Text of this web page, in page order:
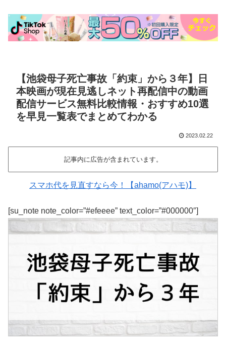
【池袋母子死亡事故「約束」から３年】日
本映画が現在見逃しネット再配信中の動画
配信サービス無料比較情報・おすすめ10選
を早見一覧表でまとめてわかる
2023.02.22
記事内に広告が含まれています。
スマホ代を見直すなら今！【ahamo(アハモ)】
[su_note note_color=”#efeeee” text_color=”#000000″]